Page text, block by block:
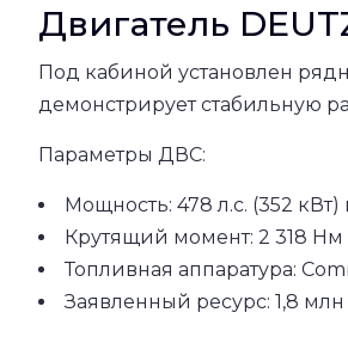
Двигатель
Под кабиной установлен
демонстрирует стабильную
Параметры ДВС:
Мощность: 478 л.с. (352
Крутящий момент: 2 318 Нм
Топливная аппаратура:
Заявленный ресурс: 1,8 млн